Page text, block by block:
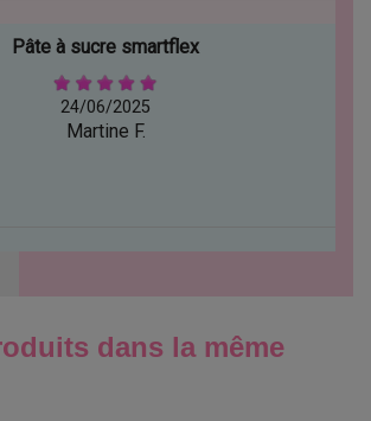
Pâte à sucre smartflex
24/06/2025
Martine F.
dans la même